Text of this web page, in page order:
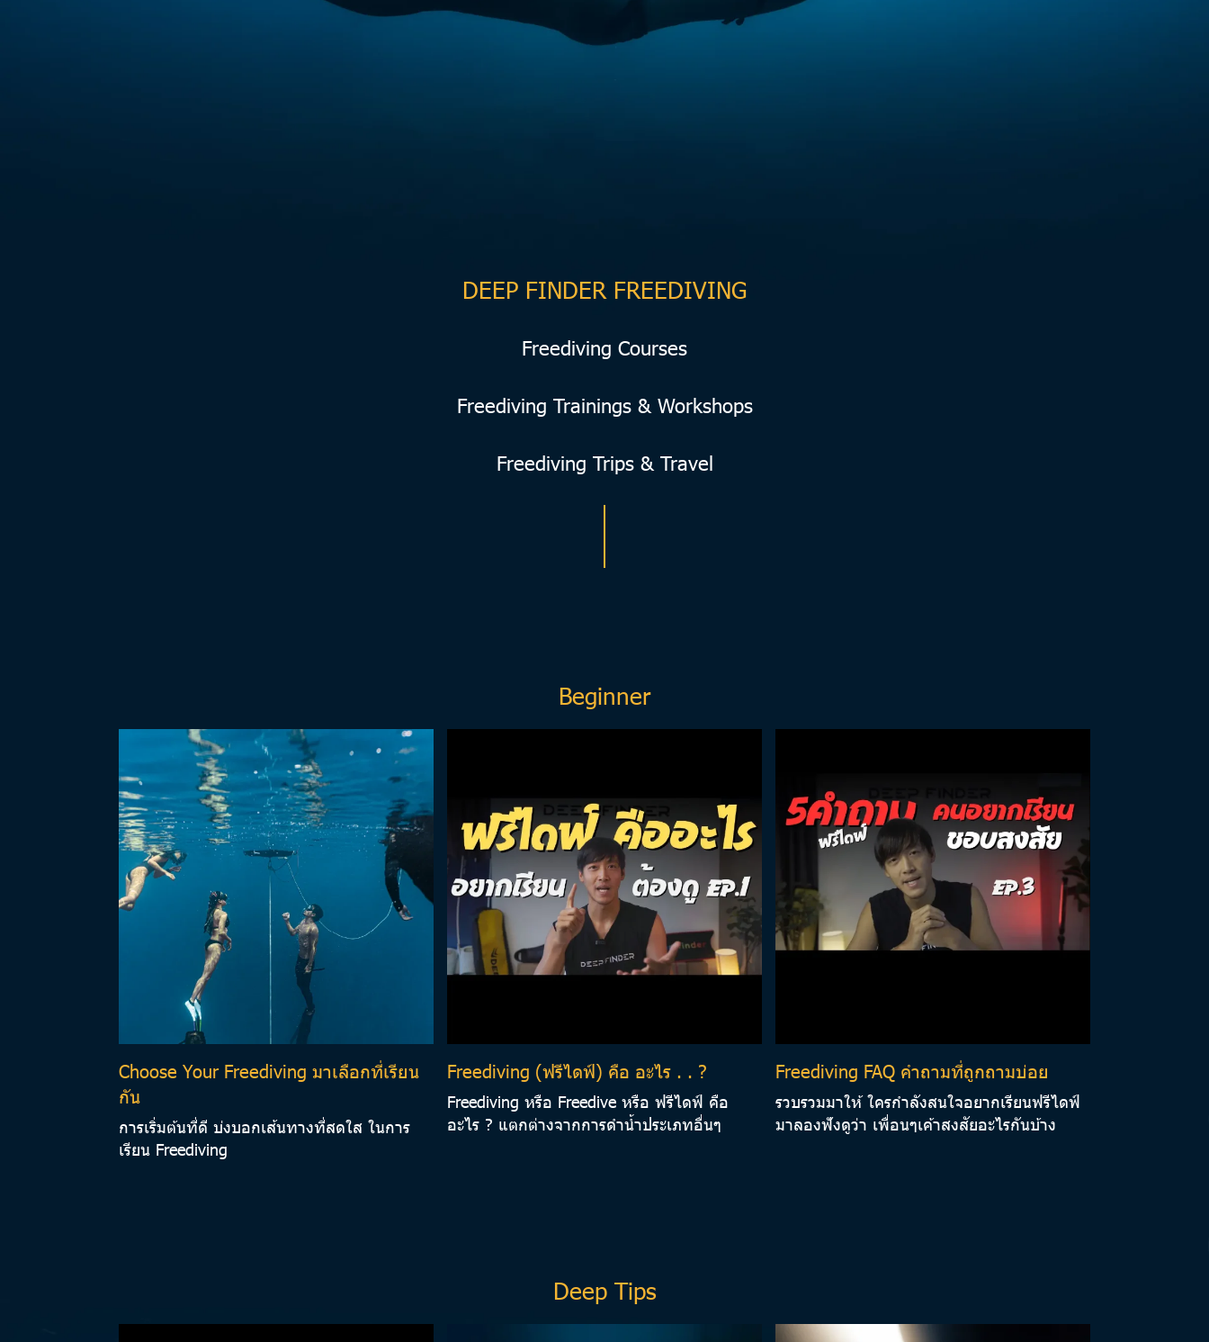
DEEP FINDER FREEDIVING
Freediving Courses
Freediving Trainings & Workshops
Freediving Trips & Travel
Beginner
Choose Your Freediving มาเลือกที่เรียน
กัน
การเริ่มต้นที่ดี บ่งบอกเส้นทางที่สดใส ในการ
เรียน Freediving
Freediving (ฟรีไดฟ์) คือ อะไร . . ?
Freediving หรือ Freedive หรือ ฟรีไดฟ์ คือ
อะไร ? แตกต่างจากการดำน้ำประเภทอื่นๆ
Freediving FAQ คำถามที่ถูกถามบ่อย
รวบรวมมาให้ ใครกำลังสนใจอยากเรียนฟรีไดฟ์
มาลองฟังดูว่า เพื่อนๆเค้าสงสัยอะไรกันบ้าง
Deep Tips